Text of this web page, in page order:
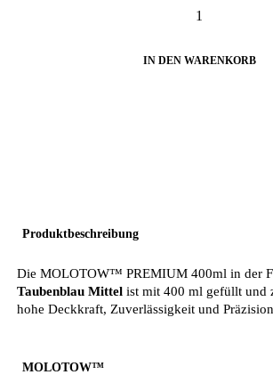
IN DEN WARENKORB
Produktbeschreibung
Die MOLOTOW™ PREMIUM 400ml in der
Taubenblau Mittel ist mit 400 ml gefüllt und
hohe Deckkraft, Zuverlässigkeit und
MOLOTOW™